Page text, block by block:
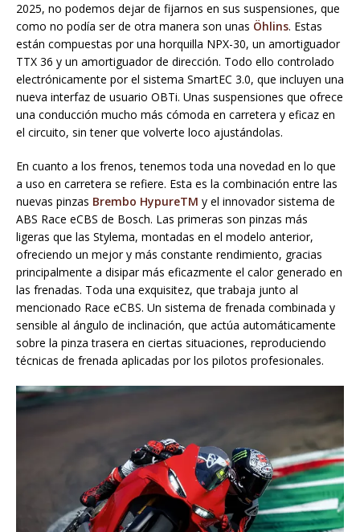
2025, no podemos dejar de fijarnos en sus suspensiones, que
como no podía ser de otra manera son unas Öhlins. Estas
están compuestas por una horquilla NPX-30, un amortiguador
TTX 36 y un amortiguador de dirección. Todo ello controlado
electrónicamente por el sistema SmartEC 3.0, que incluyen una
nueva interfaz de usuario OBTi. Unas suspensiones que ofrece
una conducción mucho más cómoda en carretera y eficaz en
el circuito, sin tener que volverte loco ajustándolas.
En cuanto a los frenos, tenemos toda una novedad en lo que
a uso en carretera se refiere. Esta es la combinación entre las
nuevas pinzas Brembo HypureTM y el innovador sistema de
ABS Race eCBS de Bosch. Las primeras son pinzas más
ligeras que las Stylema, montadas en el modelo anterior,
ofreciendo un mejor y más constante rendimiento, gracias
principalmente a disipar más eficazmente el calor generado en
las frenadas. Toda una exquisitez, que trabaja junto al
mencionado Race eCBS. Un sistema de frenada combinada y
sensible al ángulo de inclinación, que actúa automáticamente
sobre la pinza trasera en ciertas situaciones, reproduciendo
técnicas de frenada aplicadas por los pilotos profesionales.